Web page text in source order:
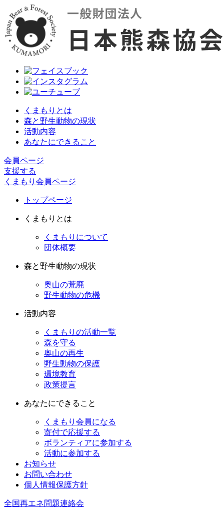
くまもりとは
森と野生動物の現状
活動内容
あなたにできること
会員ページ
支援する
くまもり会員ページ
トップページ
くまもりとは
くまもりについて
団体概要
森と野生動物の現状
奥山の荒廃
野生動物の危機
活動内容
くまもりの活動一覧
森を守る
奥山の再生
野生動物の保護
環境教育
政策提言
あなたにできること
くまもり会員になる
寄付で応援する
ボランティアに参加する
活動に参加する
お知らせ
お問い合わせ
個人情報保護方針
全国再エネ問題連絡会